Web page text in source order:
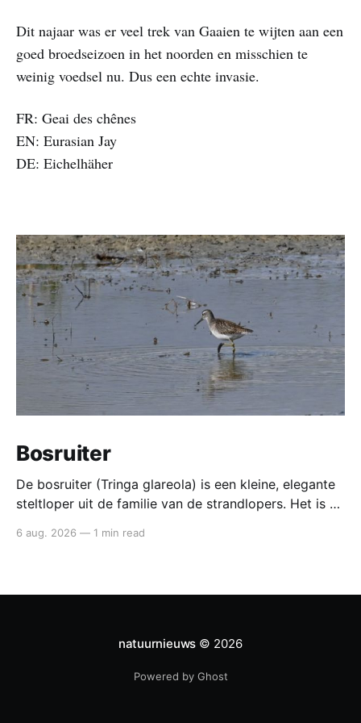
Dit najaar was er veel trek van Gaaien te wijten aan een
goed broedseizoen in het noorden en misschien te
weinig voedsel nu. Dus een echte invasie.
FR: Geai des chênes
EN: Eurasian Jay
DE: Eichelhäher
Bosruiter
De bosruiter (Tringa glareola) is een kleine, elegante
steltloper uit de familie van de strandlopers. Het is de
België en Nederland: je ziet hem vooral in mei en
6 aug. 2026 — 1 min read
natuurnieuws © 2026
Powered by Ghost